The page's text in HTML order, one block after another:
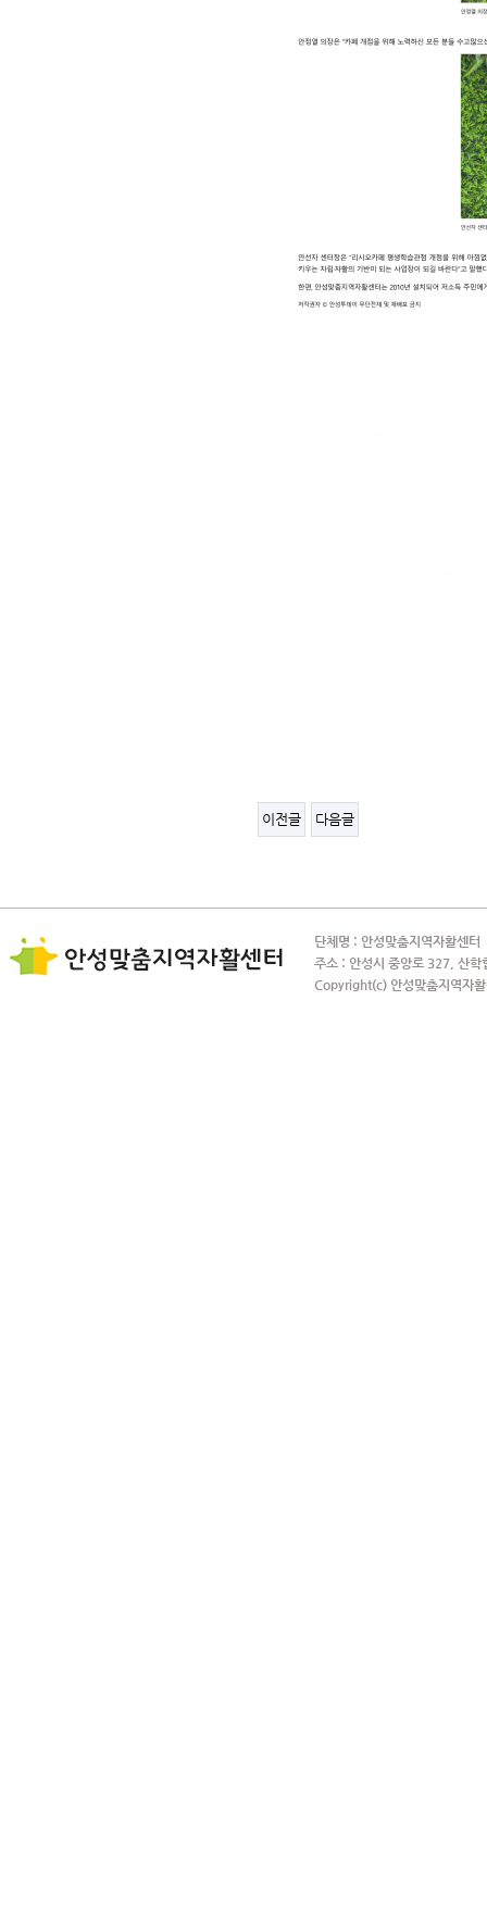
이전글 다음글
단체명 : 안성맞춤지역자활센
주소 : 안성시 중앙로 327, 산
Copyright(c) 안성맞춤지역